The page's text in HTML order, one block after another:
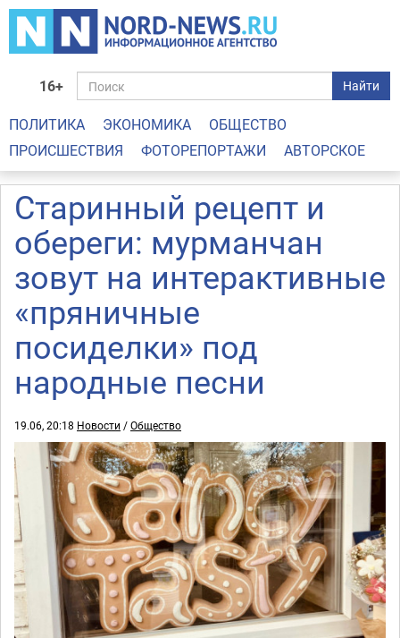
16+ Найти
ПОЛИТИКА ЭКОНОМИКА
ОБЩЕСТВО
ПРОИСШЕСТВИЯ
ФОТОРЕПОРТАЖИ АВТОРСКОЕ
Старинный рецепт и
обереги: мурманчан
зовут на интерактивные
«пряничные
посиделки» под
народные песни
19.06, 20:18 Новости /Общество